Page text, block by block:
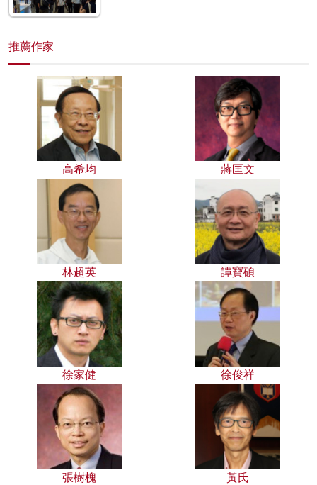
推薦作家
高希均 蔣匡文
林超英 譚寶碩
徐家健 徐俊祥
張樹槐 黃氏